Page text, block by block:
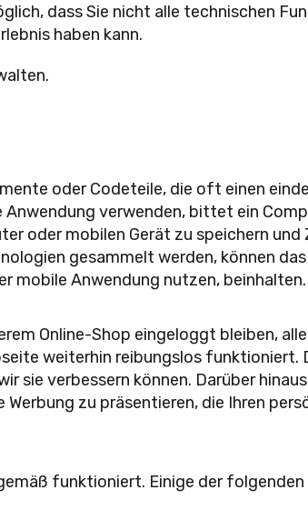
dass Sie nicht alle technischen
haben kann.
oder Codeteile, die oft einen
Anwendung verwenden, bittet ein
oder mobilen Gerät zu speichern
gesammelt werden, können
mobile Anwendung nutzen, beinhalten.
Online-Shop eingeloggt bleiben,
weiterhin reibungslos funktioniert.
sie verbessern können. Darüber
zu präsentieren, die Ihren
funktioniert. Einige der